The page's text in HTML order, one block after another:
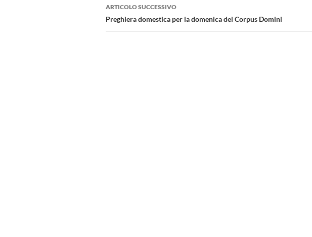
ARTICOLO SUCCESSIVO
Preghiera domestica per la domenica del Corpus Domini